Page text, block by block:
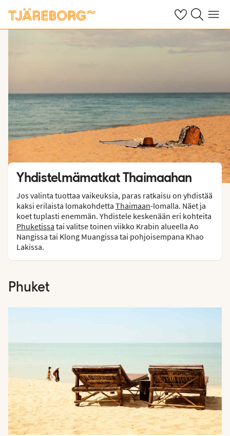
OmatHaku Valikko
Yhdistelmämatkat Thaimaahan
Jos valinta tuottaa vaikeuksia, paras ratkaisu on yhdistää
kaksi erilaista lomakohdetta Thaimaan-lomalla. Näet ja
koet tuplasti enemmän. Yhdistele keskenään eri kohteita
Phuketissa tai valitse toinen viikko Krabin alueella Ao
Nangissa tai Klong Muangissa tai pohjoisempana Khao
Lakissa.
Phuket